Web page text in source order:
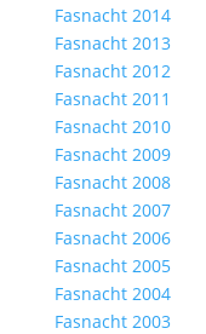
Fasnacht 2014
Fasnacht 2013
Fasnacht 2012
Fasnacht 2011
Fasnacht 2010
Fasnacht 2009
Fasnacht 2008
Fasnacht 2007
Fasnacht 2006
Fasnacht 2005
Fasnacht 2004
Fasnacht 2003